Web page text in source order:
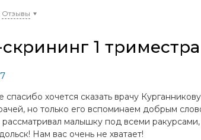
Отзывы
1 триместра
спасибо хочется сказать врачу
но только его вспоминаем добрым
малышку под всеми
Нам вас очень не хватает!